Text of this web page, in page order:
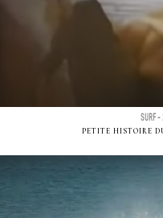
SURF -
PETITE HISTOIRE